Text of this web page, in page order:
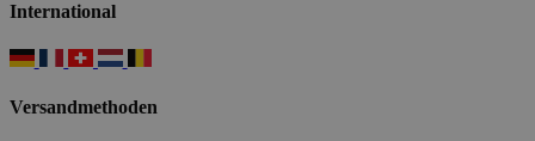
International
Versandmethoden